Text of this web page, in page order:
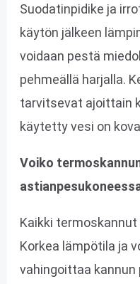
Suodatinpidike ja
käytön jälkeen
voidaan pestä
pehmeällä harjalla.
tarvitsevat ajoittain
käytetty vesi on
Voiko
Kaikki
Korkea lämpötila ja
vahingoittaa